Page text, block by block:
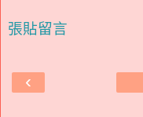
張貼留言
‹